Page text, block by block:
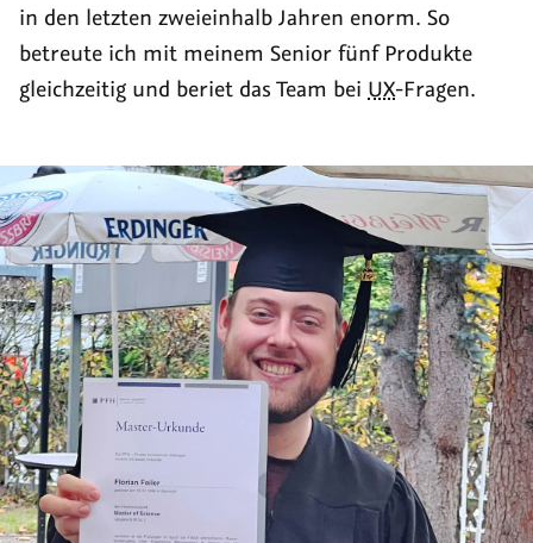
in den letzten zweieinhalb Jahren enorm. So
betreute ich mit meinem Senior fünf Produkte
gleichzeitig und beriet das Team bei UX-Fragen.